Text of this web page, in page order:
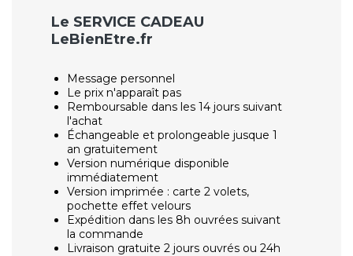
Le SERVICE CADEAU
LeBienEtre.fr
Message personnel
Le prix n'apparaît pas
Remboursable dans les 14 jours suivant
l'achat
Échangeable et prolongeable jusque 1
an gratuitement
Version numérique disponible
immédiatement
Version imprimée : carte 2 volets,
pochette effet velours
Expédition dans les 8h ouvrées suivant
la commande
Livraison gratuite 2 jours ouvrés ou 24h